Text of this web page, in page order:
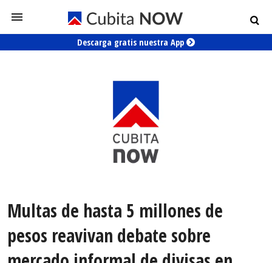
Descarga gratis nuestra App
Multas de hasta 5 millones de
pesos reavivan debate sobre